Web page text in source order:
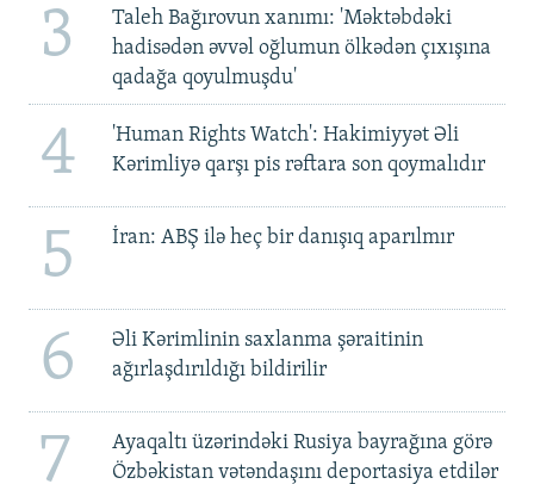
3
Taleh Bağırovun xanımı: 'Məktəbdəki
hadisədən əvvəl oğlumun ölkədən çıxışına
qadağa qoyulmuşdu'
4
'Human Rights Watch': Hakimiyyət Əli
Kərimliyə qarşı pis rəftara son qoymalıdır
5 İran: ABŞ ilə heç bir danışıq aparılmır
6
Əli Kərimlinin saxlanma şəraitinin
ağırlaşdırıldığı bildirilir
7
Ayaqaltı üzərindəki Rusiya bayrağına görə
Özbəkistan vətəndaşını deportasiya etdilər